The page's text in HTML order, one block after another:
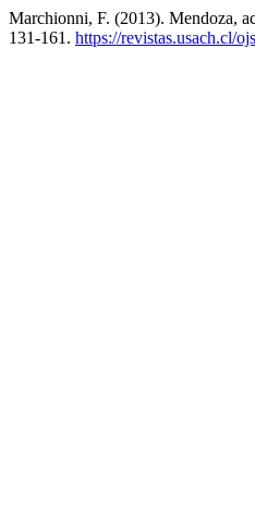
Marchionni, F. (2013). Mendoza,
131-161. https://revistas.usach.cl/